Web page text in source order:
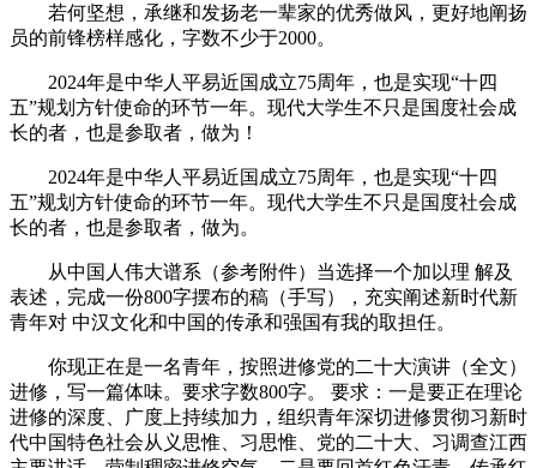
若何坚想，承继和发扬老一辈家的优秀做风，更好地阐扬
员的前锋榜样感化，字数不少于2000。
2024年是中华人平易近国成立75周年，也是实现“十四
五”规划方针使命的环节一年。现代大学生不只是国度社会成
长的者，也是参取者，做为！
2024年是中华人平易近国成立75周年，也是实现“十四
五”规划方针使命的环节一年。现代大学生不只是国度社会成
长的者，也是参取者，做为。
从中国人伟大谱系（参考附件）当选择一个加以理 解及
表述，完成一份800字摆布的稿（手写），充实阐述新时代新
青年对 中汉文化和中国的传承和强国有我的取担任。
你现正在是一名青年，按照进修党的二十大演讲（全文）
进修，写一篇体味。要求字数800字。 要求：一是要正在理论
进修的深度、广度上持续加力，组织青年深切进修贯彻习新时
代中国特色社会从义思惟、习思惟、党的二十大、习调查江西